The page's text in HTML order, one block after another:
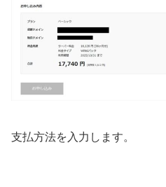
支払方法を入力します。